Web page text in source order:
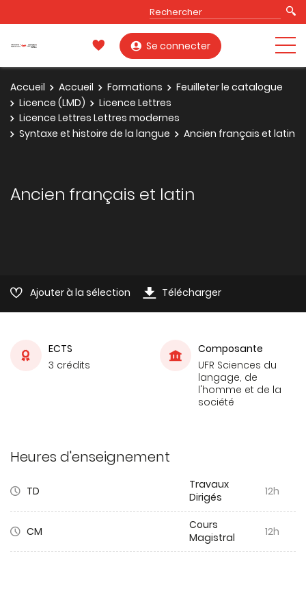
Se connecter
Accueil Accueil Formations
Feuilleter le catalogue
Licence (LMD)
Licence Lettres
Licence Lettres Lettres modernes
Syntaxe et histoire de la langue
Ancien français et latin
Ancien français et latin
Ajouter à la sélection Télécharger
ECTS
3 crédits
Composante
UFR Sciences du
langage, de
l'homme et de la
société
Heures d'enseignement
TD
Travaux
Dirigés
12h
CM
Cours
Magistral
12h